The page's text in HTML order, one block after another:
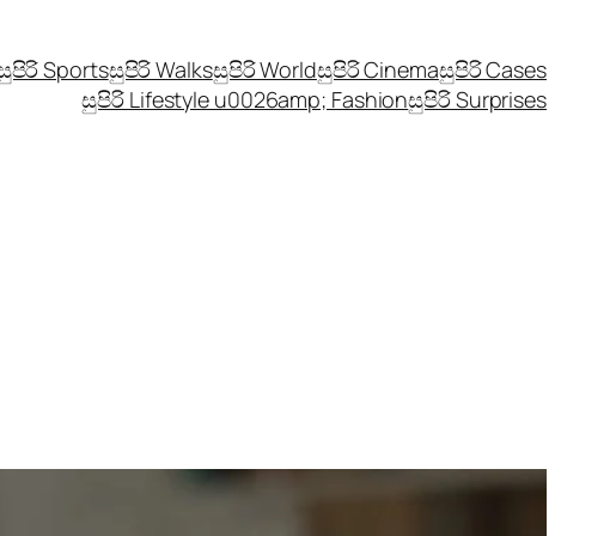
Sportsසුපිරි Walksසුපිරි Worldසුපිරි Cinemaසුපිරි Cases
සුපිරි Lifestyle u0026amp; Fashionසුපිරි Surprises